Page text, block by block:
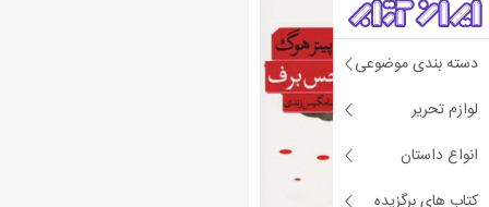
دسته بندی موضوعی
لوازم تحریر
انواع داستان
کتاب های برگزیده